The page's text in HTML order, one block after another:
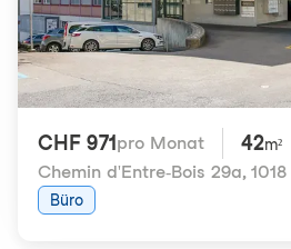
CHF 971 pro Monat 42m²
Chemin d'Entre-Bois 29a,
Büro